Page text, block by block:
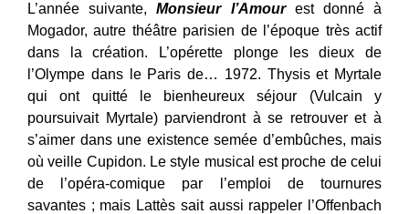
L’année suivante,Monsieur l’Amourest donné à
Mogador, autre théâtre parisien de l’époque très actif
dans la création. L’opérette plonge les dieux de
l’Olympe dans le Paris de… 1972. Thysis et Myrtale
qui ont quitté le bienheureux séjour (Vulcain y
poursuivait Myrtale) parviendront à se retrouver et à
s’aimer dans une existence semée d’embûches, mais
où veille Cupidon. Le style musical est proche de celui
de l’opéra-comique par l’emploi de tournures
savantes ; mais Lattès sait aussi rappeler l’Offenbach